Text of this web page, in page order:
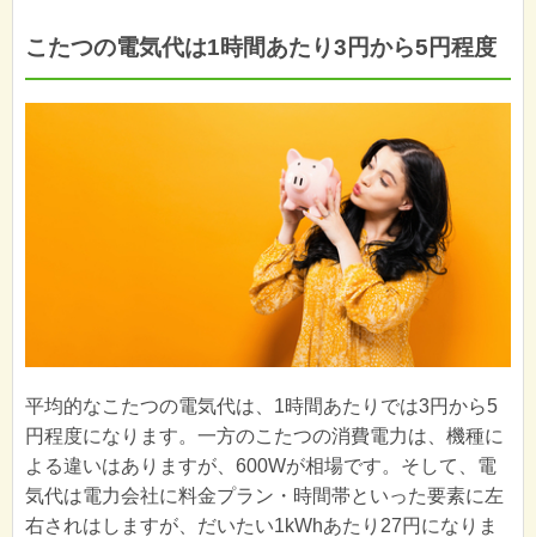
こたつの電気代は1時間あたり3円から5円程度
平均的なこたつの電気代は、1時間あたりでは3円から5
円程度になります。一方のこたつの消費電力は、機種に
よる違いはありますが、600Wが相場です。そして、電
気代は電力会社に料金プラン・時間帯といった要素に左
右されはしますが、だいたい1kWhあたり27円になりま